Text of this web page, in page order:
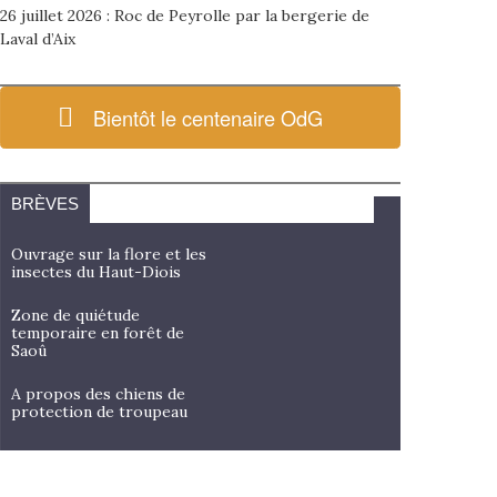
26 juillet 2026 : Roc de Peyrolle par la bergerie de
Laval d’Aix
Bientôt le centenaire OdG
BRÈVES
Ouvrage sur la flore et les
insectes du Haut-Diois
Zone de quiétude
temporaire en forêt de
Saoû
A propos des chiens de
protection de troupeau